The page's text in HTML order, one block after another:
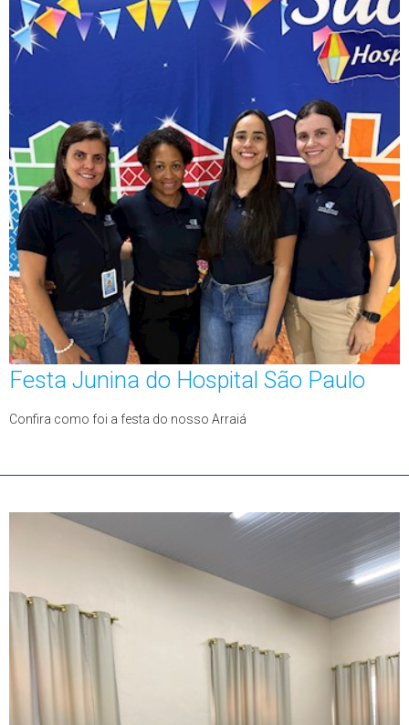
Festa Junina do Hospital São Paulo
Confira como foi a festa do nosso Arraiá